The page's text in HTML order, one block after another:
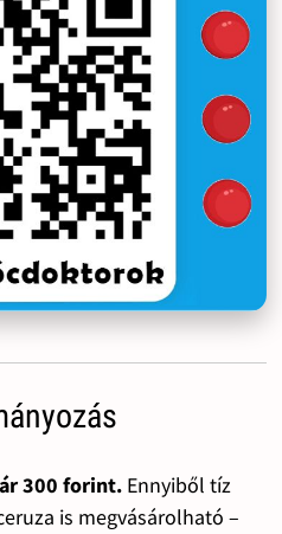
300 forint.Ennyiből tíz
is megvásárolható –